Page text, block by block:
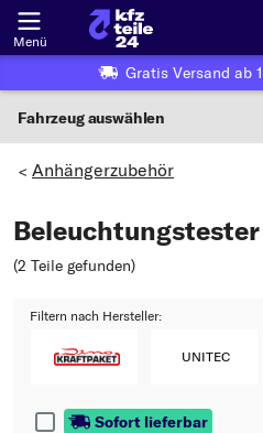
Menü
Gratis Versand ab
Fahrzeug auswählen
Wo finde ich die?
Oder Fahrzeugauswahl
> Anhängerzubehör
Beleuchtungstester
(2 Teile gefunden)
Filtern nach Hersteller:
UNITEC
Sofort lieferbar